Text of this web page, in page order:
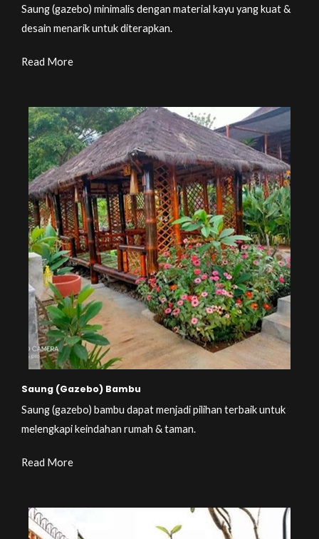
Saung (gazebo) minimalis dengan material kayu yang kuat &
desain menarik untuk diterapkan.
Read More
Saung (Gazebo) Bambu
Saung (gazebo) bambu dapat menjadi pilihan terbaik untuk
melengkapi keindahan rumah & taman.
Read More